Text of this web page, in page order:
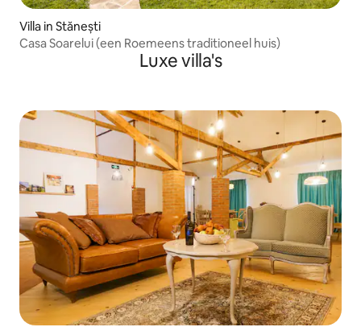
Villa in Stănești
Casa Soarelui (een Roemeens traditioneel huis)
Luxe villa's